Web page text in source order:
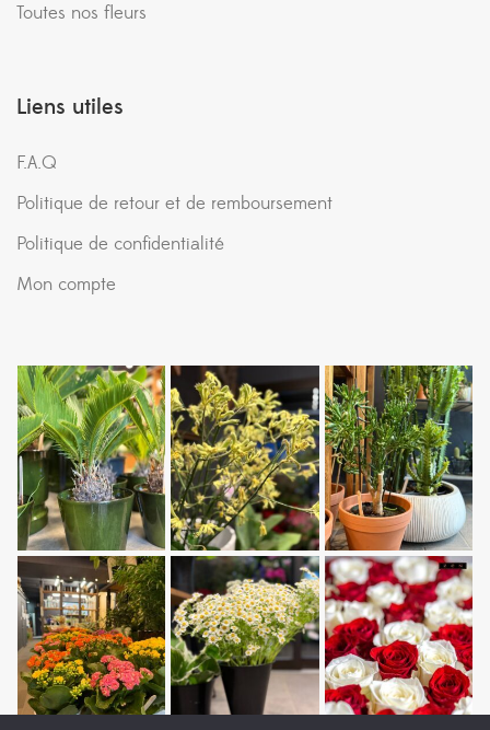
Toutes nos fleurs
Liens utiles
F.A.Q
Politique de retour et de remboursement
Politique de confidentialité
Mon compte